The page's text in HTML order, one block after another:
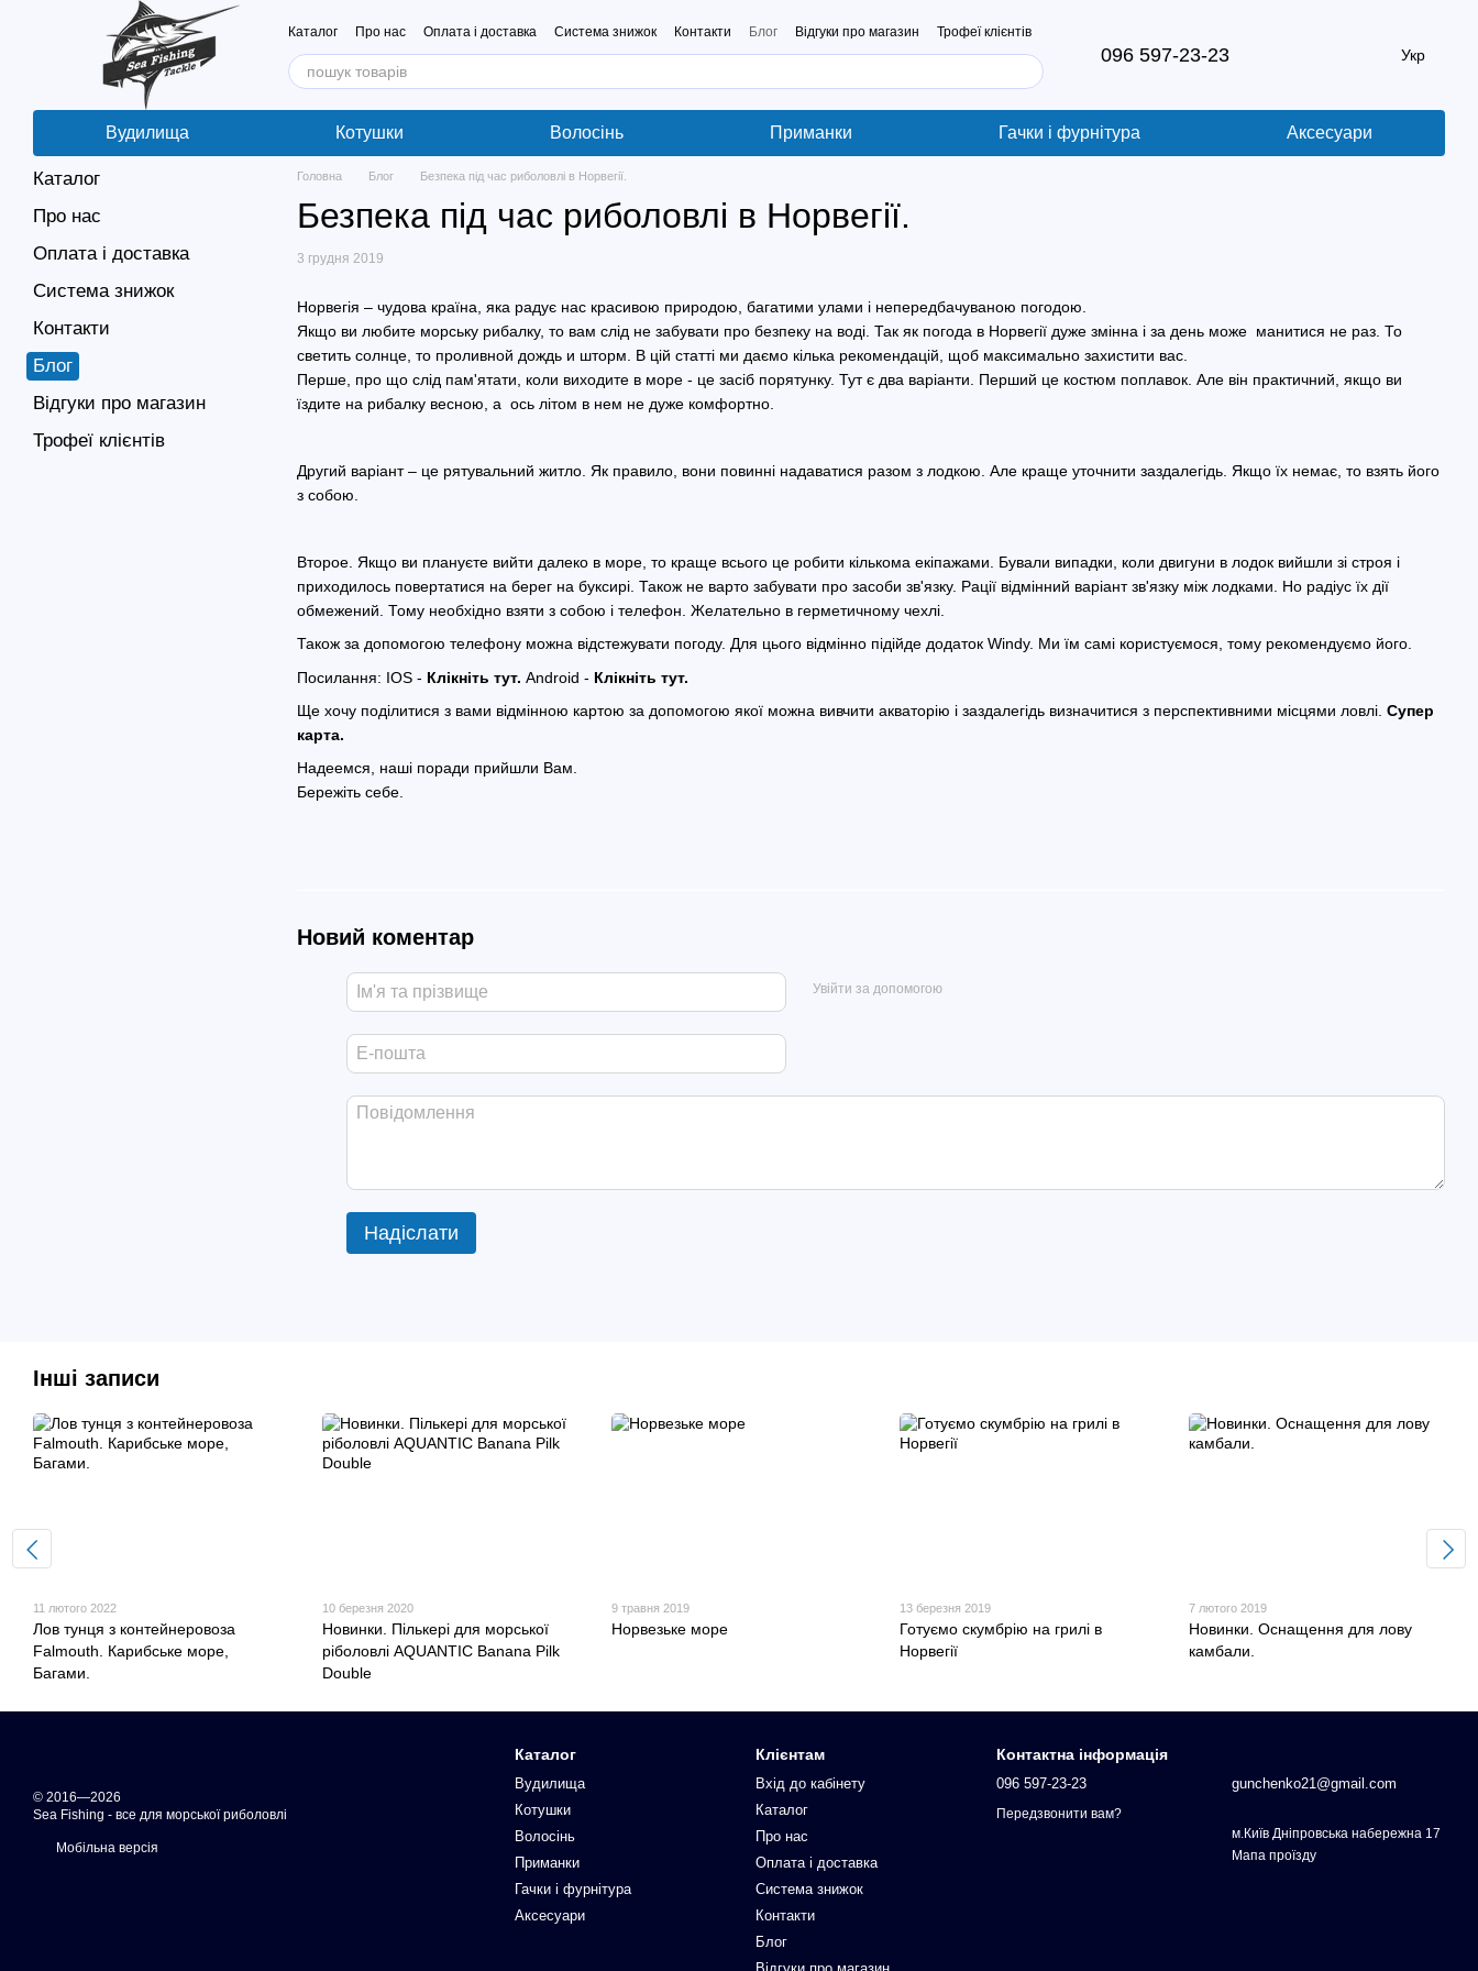
Перейти до основного контенту
Каталог Про нас Оплата і доставка Система знижок Контакти Блог Відгуки про магазин Трофеї клієнтів
096 597-23-23 Укр
Вудилища Котушки Волосінь Приманки Гачки і фурнітура Аксесуари
Головна Блог Безпека під час риболовлі в Норвегії.
Безпека під час риболовлі в Норвегії.
3 грудня 2019
Норвегія – чудова країна, яка радує нас красивою природою, багатими улами і непередбачуваною погодою.
Якщо ви любите морську рибалку, то вам слід не забувати про безпеку на воді. Так як погода в Норвегії дуже змінна і за день може манитися не раз. То
светить солнце, то проливной дождь и шторм. В цій статті ми даємо кілька рекомендацій, щоб максимально захистити вас.
Перше, про що слід пам'ятати, коли виходите в море - це засіб порятунку. Тут є два варіанти. Перший це костюм поплавок. Але він практичний, якщо ви
їздите на рибалку весною, а ось літом в нем не дуже комфортно.
Другий варіант – це рятувальний житло. Як правило, вони повинні надаватися разом з лодкою. Але краще уточнити заздалегідь. Якщо їх немає, то взять його
з собою.
Второе. Якщо ви плануєте вийти далеко в море, то краще всього це робити кількома екіпажами. Бували випадки, коли двигуни в лодок вийшли зі строя і
приходилось повертатися на берег на буксирі. Також не варто забувати про засоби зв'язку. Рації відмінний варіант зв'язку між лодками. Но радіус їх дії
обмежений. Тому необхідно взяти з собою і телефон. Желательно в герметичному чехлі.
Також за допомогою телефону можна відстежувати погоду. Для цього відмінно підійде додаток Windy. Ми їм самі користуємося, тому рекомендуємо його.
Посилання: IOS - Клікніть тут. Android - Клікніть тут.
Ще хочу поділитися з вами відмінною картою за допомогою якої можна вивчити акваторію і заздалегідь визначитися з перспективними місцями ловлі. Супер
карта.
Надеемся, наші поради прийшли Вам.
Бережіть себе.
Новий коментар
Увійти за допомогою
Надіслати
Каталог
Про нас
Оплата і доставка
Система знижок
Контакти
Блог
Відгуки про магазин
Трофеї клієнтів
Інші записи
11 лютого 2022
Лов тунця з контейнеровоза
Falmouth. Карибське море,
Багами.
10 березня 2020
Новинки. Пількері для морської
ріболовлі AQUANTIC Banana Pilk
Double
9 травня 2019
Норвезьке море
13 березня 2019
Готуємо скумбрію на грилі в
Норвегії
7 лютого 2019
Новинки. Оснащення для лову
камбали.
© 2016—2026
Sea Fishing - все для морської риболовлі
Мобільна версія
Каталог
Вудилища
Котушки
Волосінь
Приманки
Гачки і фурнітура
Аксесуари
Клієнтам
Вхід до кабінету
Каталог
Про нас
Оплата і доставка
Система знижок
Контакти
Блог
Контактна інформація
096 597-23-23
Передзвонити вам?
gunchenko21@gmail.com
м.Київ Дніпровська набережна 17
Мапа проїзду